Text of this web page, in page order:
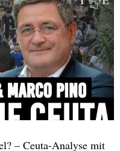
– Ceuta-Analyse mit